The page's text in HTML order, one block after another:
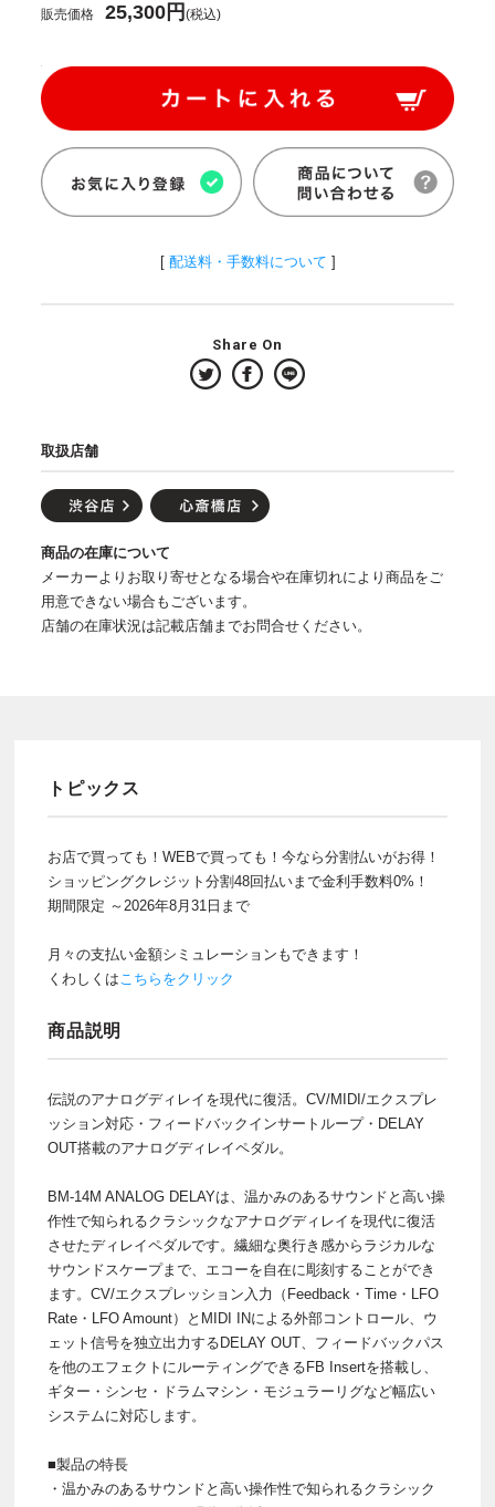
販売価格 25,300円(税込)
[ 配送料・手数料について ]
Share On
取扱店舗
商品の在庫について
メーカーよりお取り寄せとなる場合や在庫切れにより商品をご
用意できない場合もございます。
店舗の在庫状況は記載店舗までお問合せください。
トピックス
お店で買っても！WEBで買っても！今なら分割払いがお得！
ショッピングクレジット分割48回払いまで金利手数料0%！
期間限定 ～2026年8月31日まで
月々の支払い金額シミュレーションもできます！
くわしくはこちらをクリック
商品説明
伝説のアナログディレイを現代に復活。CV/MIDI/エクスプレ
ッション対応・フィードバックインサートループ・DELAY
OUT搭載のアナログディレイペダル。
BM-14M ANALOG DELAYは、温かみのあるサウンドと高い操
作性で知られるクラシックなアナログディレイを現代に復活
させたディレイペダルです。繊細な奥行き感からラジカルな
サウンドスケープまで、エコーを自在に彫刻することができ
ます。CV/エクスプレッション入力（Feedback・Time・LFO
Rate・LFO Amount）とMIDI INによる外部コントロール、ウ
ェット信号を独立出力するDELAY OUT、フィードバックパス
を他のエフェクトにルーティングできるFB Insertを搭載し、
ギター・シンセ・ドラムマシン・モジュラーリグなど幅広い
システムに対応します。
■製品の特長
・温かみのあるサウンドと高い操作性で知られるクラシック